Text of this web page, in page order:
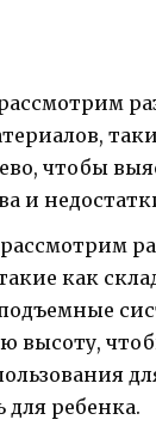
чтобы
и
как
высоту,
для ребенка.